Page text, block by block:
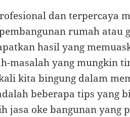
dan terpercaya
rumah atau
hasil yang
masalah yang mungkin
kita bingung dalam
beberapa tips yang
jasa oke bangunan yang